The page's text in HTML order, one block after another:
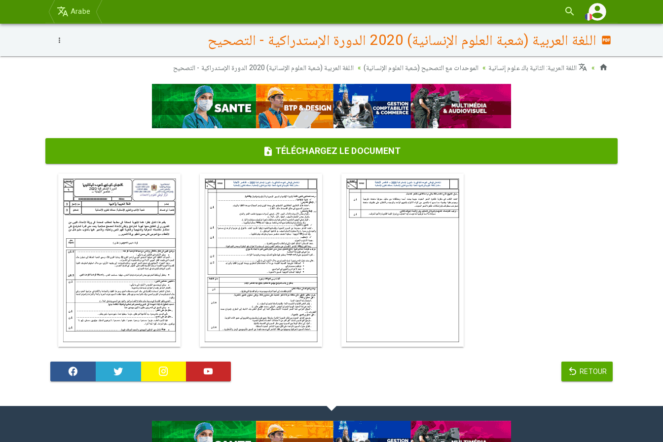
Arabe
اللغة العربية (شعبة العلوم الإنسانية) 2020 الدورة الإستدراكية - التصحيح
اللغة العربية: الثانية باك علوم إنسانية الموحدات مع التصحيح (شعبة العلوم الإنسانية) اللغة العربية (شعبة العلوم الإنسانية) 2020 الدورة الإستدراكية - التصحيح
TÉLÉCHARGEZ LE DOCUMENT
RETOUR